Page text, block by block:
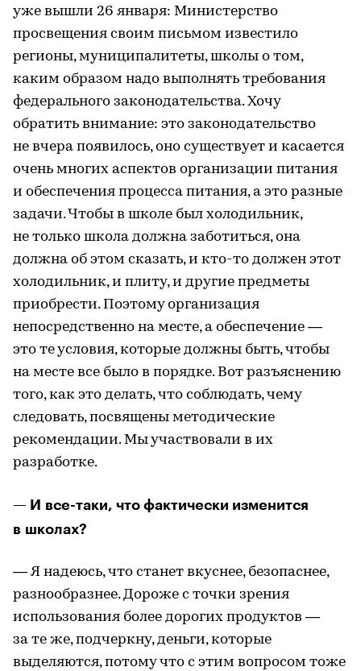
уже вышли 26 января: Министерство
просвещения своим письмом известило
регионы, муниципалитеты, школы о том,
каким образом надо выполнять требования
федерального законодательства. Хочу
обратить внимание: это законодательство
не вчера появилось, оно существует и касается
очень многих аспектов организации питания
и обеспечения процесса питания, а это разные
задачи. Чтобы в школе был холодильник,
не только школа должна заботиться, она
должна об этом сказать, и кто-то должен этот
холодильник, и плиту, и другие предметы
приобрести. Поэтому организация
непосредственно на месте, а обеспечение —
это те условия, которые должны быть, чтобы
на месте все было в порядке. Вот разъяснению
того, как это делать, что соблюдать, чему
следовать, посвящены методические
рекомендации. Мы участвовали в их
разработке.
— И все-таки, что фактически изменится
в школах?
— Я надеюсь, что станет вкуснее, безопаснее,
разнообразнее. Дороже с точки зрения
использования более дорогих продуктов —
за те же, подчеркну, деньги, которые
выделяются, потому что с этим вопросом тоже